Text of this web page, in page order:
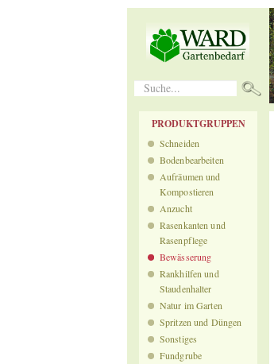
Suche...
PRODUKTGRUPPEN
Schneiden
Bodenbearbeiten
Aufräumen und
Kompostieren
Anzucht
Rasenkanten und
Rasenpflege
Bewässerung
Rankhilfen und
Staudenhalter
Natur im Garten
Spritzen und Düngen
Sonstiges
Fundgrube